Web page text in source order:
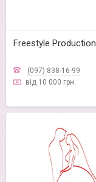
Freestyle Production
(097) 838-16-99
від 10 000 грн.